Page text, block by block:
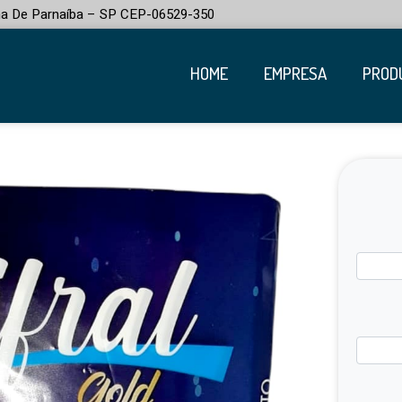
De Parnaíba – SP CEP-06529-350
HOME EMPRESA